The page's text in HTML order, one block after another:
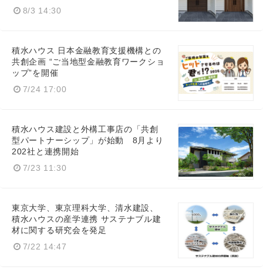
8/3 14:30
積水ハウス 日本金融教育支援機構との
共創企画 “ご当地型金融教育ワークショ
ップ”を開催
7/24 17:00
積水ハウス建設と外構工事店の「共創
型パートナーシップ」が始動 8月より
202社と連携開始
7/23 11:30
東京大学、東京理科大学、清水建設、
積水ハウスの産学連携 サステナブル建
材に関する研究会を発足
7/22 14:47